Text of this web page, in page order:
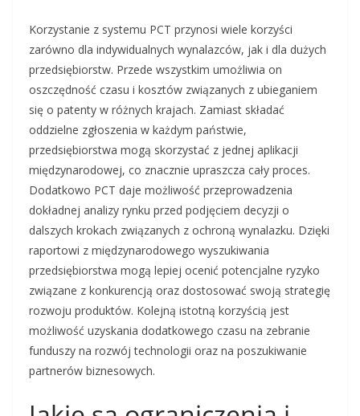
Korzystanie z systemu PCT przynosi wiele korzyści
zarówno dla indywidualnych wynalazców, jak i dla dużych
przedsiębiorstw. Przede wszystkim umożliwia on
oszczędność czasu i kosztów związanych z ubieganiem
się o patenty w różnych krajach. Zamiast składać
oddzielne zgłoszenia w każdym państwie,
przedsiębiorstwa mogą skorzystać z jednej aplikacji
międzynarodowej, co znacznie upraszcza cały proces.
Dodatkowo PCT daje możliwość przeprowadzenia
dokładnej analizy rynku przed podjęciem decyzji o
dalszych krokach związanych z ochroną wynalazku. Dzięki
raportowi z międzynarodowego wyszukiwania
przedsiębiorstwa mogą lepiej ocenić potencjalne ryzyko
związane z konkurencją oraz dostosować swoją strategię
rozwoju produktów. Kolejną istotną korzyścią jest
możliwość uzyskania dodatkowego czasu na zebranie
funduszy na rozwój technologii oraz na poszukiwanie
partnerów biznesowych.